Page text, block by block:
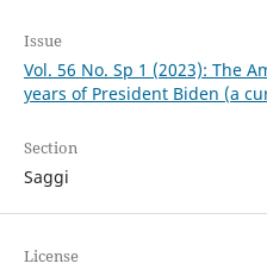
Issue
Vol. 56 No. Sp 1 (2023): The
years of President Biden (a
Section
Saggi
License